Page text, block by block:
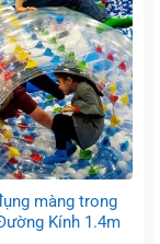
màng trong
Kính 1.4m